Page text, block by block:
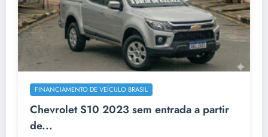
FINANCIAMENTO DE VEÍCULO BRASIL
Chevrolet S10 2023 sem entrada a partir
de...